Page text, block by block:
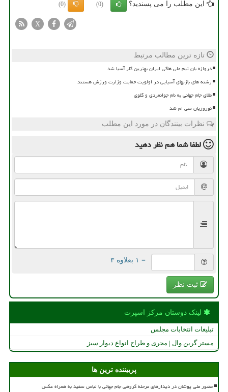
این مطلب را می پسندید؟ (0)
(0)
X
تازه ترین مطالب مرتبط
دروازه بان تیم ملی هاکی ایران بهترین گلر آسیا شد
رشته های بازیهای آسیایی در اولویت حمایت وزارت ورزش هستند
طلای جام جهانی به نام جوانمردی و گلوی
نوروزیان سی ام شد
نظرات بینندگان در مورد این مطلب
لطفا شما همنظر دهید
= ۱ بعلاوه ۳
ثبت نظر
لینک دوستان مركز اسپرت
تبلیغات انتخابات مجلس
مستر گرین وال | مجری و طراح انواع دیوار سبز
پربیننده ترین ها
حضور ملی پوشان در دیدارهای مرحله گروهی جام جهانی با لباس سفید به همراه عکس